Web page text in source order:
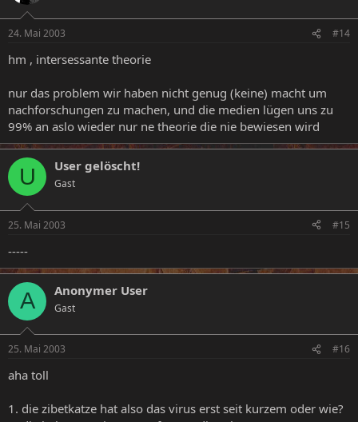
24. Mai 2003 #14
hm , intersessante theorie
nur das problem wir haben nicht genug (keine) macht um
nachforschungen zu machen, und die medien lügen uns zu
99% an aslo wieder nur ne theorie die nie bewiesen wird
U User gelöscht!
Gast
25. Mai 2003 #15
-----
A Anonymer User
Gast
25. Mai 2003 #16
aha toll
1. die zibetkatze hat also das virus erst seit kurzem oder wie?